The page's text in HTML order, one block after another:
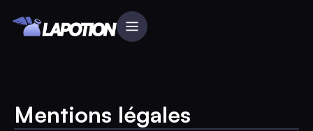
Mentions légales